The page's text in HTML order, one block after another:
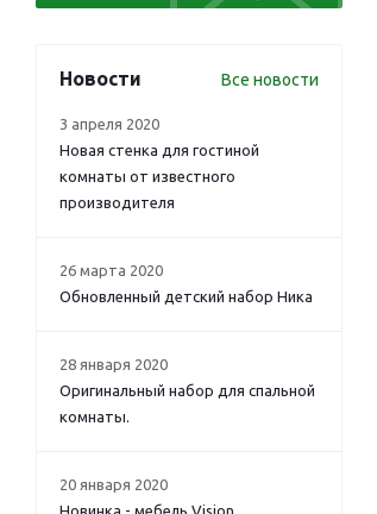
Новости Все новости
3 апреля 2020
Новая стенка для гостиной
комнаты от известного
производителя
26 марта 2020
Обновленный детский набор Ника
28 января 2020
Оригинальный набор для спальной
комнаты.
20 января 2020
Новинка - мебель Vision